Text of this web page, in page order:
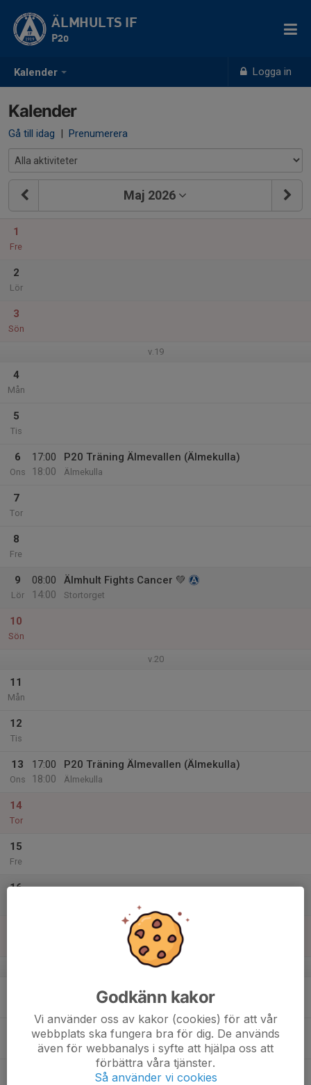
Kalender Logga in
ÄLMHULTS IF
P20
Kalender
Gå till idag | Prenumerera
Maj 2026
1
Fre
2
Lör
3
Sön
v.19
4
Mån
5
Tis
6
Ons
17:00
18:00
P20 Träning Älmevallen (Älmekulla)
Älmekulla
7
Tor
8
Fre
9
Lör
08:00
14:00
Älmhult Fights Cancer 💚
Stortorget
10
Sön
v.20
11
Mån
12
Tis
13
Ons
17:00
18:00
P20 Träning Älmevallen (Älmekulla)
Älmekulla
14
Tor
15
Fre
16
v.21
P20 Träning Älmevallen (Älmekulla)
Godkänn kakor
Vi använder oss av kakor (cookies) för att vår
webbplats ska fungera bra för dig. De används
även för webbanalys i syfte att hjälpa oss att
förbättra våra tjänster.
Så använder vi cookies